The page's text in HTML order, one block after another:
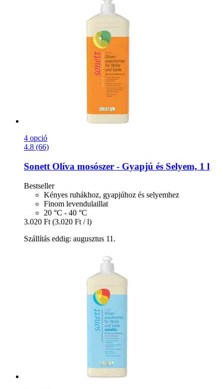
4 opció
4.8 (66)
Sonett Olíva mosószer -​ Gyapjú és Selyem, 1 l
Bestseller
Kényes ruhákhoz, gyapjúhoz és selyemhez
Finom levendulaillat
20 °C - 40 °C
3.020 Ft (3.020 Ft / l)
Szállítás eddig: augusztus 11.